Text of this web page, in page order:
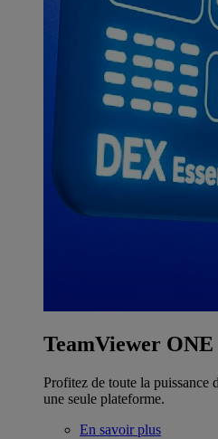
TeamViewer ONE
Profitez de toute la puissance
une seule plateforme.
En savoir plus